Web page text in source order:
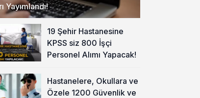
Yayımlandı!
19 Şehir Hastanesine
KPSS siz 800 İşçi
Personel Alımı Yapacak!
Hastanelere, Okullara ve
Özele 1200 Güvenlik ve